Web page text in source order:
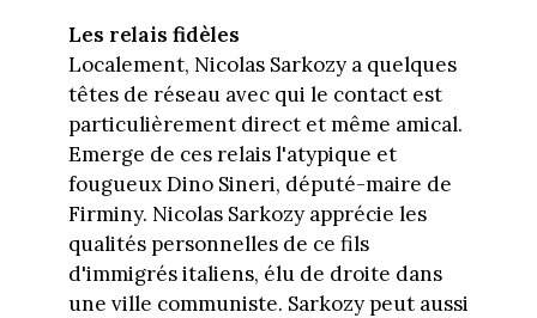
Les relais fidèles
Localement, Nicolas Sarkozy a quelques
têtes de réseau avec qui le contact est
particulièrement direct et même amical.
Emerge de ces relais l'atypique et
fougueux Dino Sineri, député-maire de
Firminy. Nicolas Sarkozy apprécie les
qualités personnelles de ce fils
d'immigrés italiens, élu de droite dans
une ville communiste. Sarkozy peut aussi